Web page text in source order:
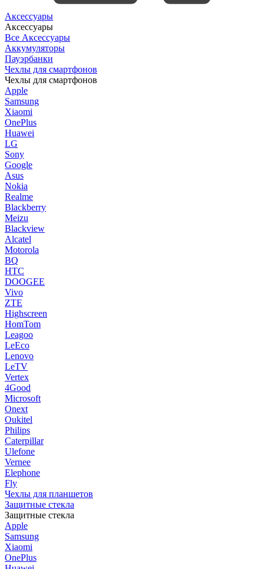
Аксессуары
Аксессуары
Все Аксессуары
Аккумуляторы
Пауэрбанки
Чехлы для смартфонов
Чехлы для смартфонов
Apple
Samsung
Xiaomi
OnePlus
Huawei
LG
Sony
Google
Asus
Nokia
Realme
Blackberry
Meizu
Blackview
Alcatel
Motorola
BQ
HTC
DOOGEE
Vivo
ZTE
Highscreen
HomTom
Leagoo
LeEco
Lenovo
LeTV
Vertex
4Good
Microsoft
Onext
Oukitel
Philips
Caterpillar
Ulefone
Vernee
Elephone
Fly
Чехлы для планшетов
Защитные стекла
Защитные стекла
Apple
Samsung
Xiaomi
OnePlus